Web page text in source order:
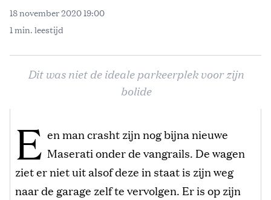
18 november 2020 19:00
1 min. leestijd
Dit was niet de ideale parkeerplek voor zijn
bolide
E en man crasht zijn nog bijna nieuwe
Maserati onder de vangrails. De wagen
ziet er niet uit alsof deze in staat is zijn weg
naar de garage zelf te vervolgen. Er is op zijn